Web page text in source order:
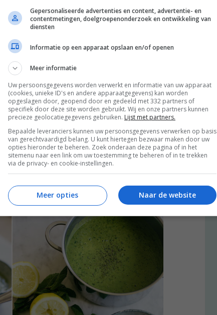
en wat azijn. Gebruik geen onnatuurlijke
theedoek.
was en de boel dus nog niet volledig ontdooid is),
In principe hoeft het helemaal niet veel tijd te
die je uit de ontdooiende vriezer haalt. In dat
zodat je daarna je keuken kunt induiken. Or be like
Ik heb dit laatst gedaan en ik vond het oprecht een
die er uít je vriezer
Gepersonaliseerde advertenties en content, advertentie- en
contentmetingen, doelgroepenonderzoek en ontwikkeling van
diensten
Informatie op een apparaat opslaan en/of openen
Meer informatie
Uw persoonsgegevens worden verwerkt en informatie van uw apparaat
(cookies, unieke ID's en andere apparaatgegevens) kan worden
opgeslagen door, geopend door en gedeeld met 332 partners of
specifiek door deze site worden gebruikt. Wij en onze partners kunnen
precieze geolocatiegegevens gebruiken. Lijst met partners.
Bepaalde leveranciers kunnen uw persoonsgegevens verwerken op basis
van gerechtvaardigd belang. U kunt hiertegen bezwaar maken door uw
opties hieronder te beheren. Zoek onderaan deze pagina of in het
sitemenu naar een link om uw toestemming te beheren of in te trekken
via de privacy- en cookie-instellingen.
Naar de website
Meer opties